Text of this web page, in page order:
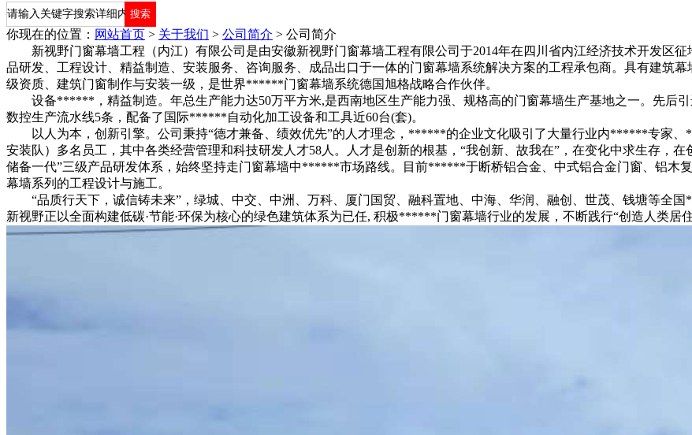
你现在的位置： 网站首页 > 关于我们 > 公司简介 > 公司简介
新视野门窗幕墙工程（内江）有限公司是由安徽新视野门窗幕墙工程有限公司于2014年在四川省内江经济技术开发区征
品研发、工程设计、精益制造、安装服务、咨询服务、成品出口于一体的门窗幕墙系统解决方案的工程承包商。具有建筑
级资质、建筑门窗制作与安装一级，是世界******门窗幕墙系统德国旭格战略合作伙伴。
设备******，精益制造。年总生产能力达50万平方米,是西南地区生产能力强、规格高的门窗幕墙生产基地之一。先后
数控生产流水线5条，配备了国际******自动化加工设备和工具近60台(套)。
以人为本，创新引擎。公司秉持“德才兼备、绩效优先”的人才理念，******的企业文化吸引了大量行业内******专家、
安装队）多名员工，其中各类经营管理和科技研发人才58人。人才是创新的根基，“我创新、故我在”，在变化中求生存，
储备一代”三级产品研发体系，始终坚持走门窗幕墙中******市场路线。目前******于断桥铝合金、中式铝合金门窗、铝木
幕墙系列的工程设计与施工。
“品质行天下，诚信铸未来”，绿城、中交、中洲、万科、厦门国贸、融科置地、中海、华润、融创、世茂、钱塘等全
新视野正以全面构建低碳·节能·环保为核心的绿色建筑体系为已任, 积极******门窗幕墙行业的发展，不断践行“创造人类居